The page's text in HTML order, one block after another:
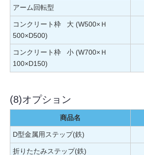
アーム回転型
コンクリート枠 大 (W500×Ｈ
500×D500)
コンクリート枠 小 (W700×Ｈ
100×D150)
(8)オプション
商品名
D型金属用ステップ(鉄)
折りたたみステップ(鉄)